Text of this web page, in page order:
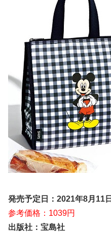
発売予定日：2021年8月11日
参考価格：1039円
出版社：宝島社